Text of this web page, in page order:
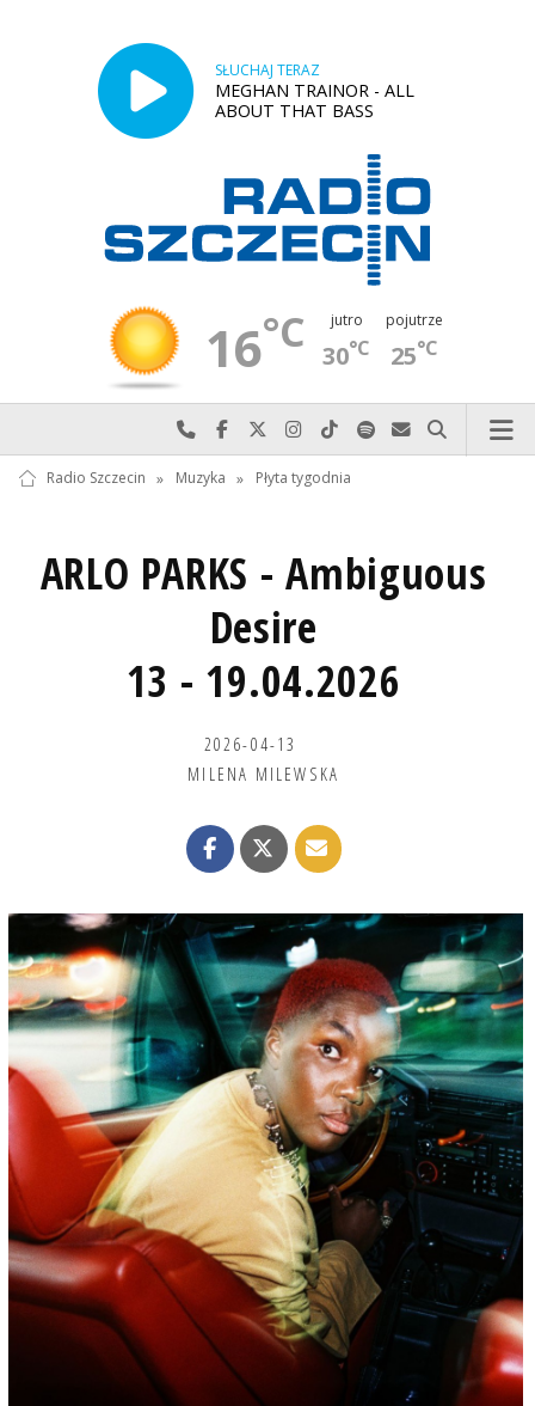
SŁUCHAJ TERAZ
MEGHAN TRAINOR - ALL
ABOUT THAT BASS
16°C jutro
30°C
pojutrze
25°C
Najlepiej po prostu do nas zadzwoń
Odwiedź nas na Facebook-u
Odwiedź nas na X
Odwiedź nas na Instagram-ie
Odwiedź nas na TikTok-u
Szukaj nas na Spotify
Wyślij do nas
Szukaj
Radio Szczecin » Muzyka » Płyta tygodnia
ARLO PARKS - Ambiguous
Desire
13 - 19.04.2026
2026-04-13
MILENA MILEWSKA